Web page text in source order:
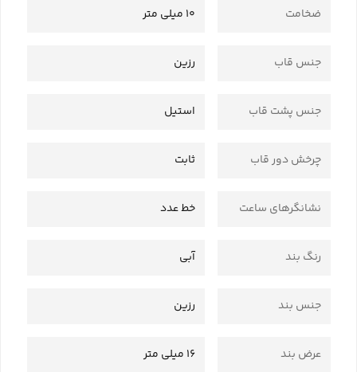
ضخامت 10 میلی متر
جنس قاب رزین
جنس پشت قاب استیل
چرخش دور قاب ثابت
نشانگرهای ساعت خط عدد
رنگ بند آبی
جنس بند رزین
عرض بند 16 میلی متر